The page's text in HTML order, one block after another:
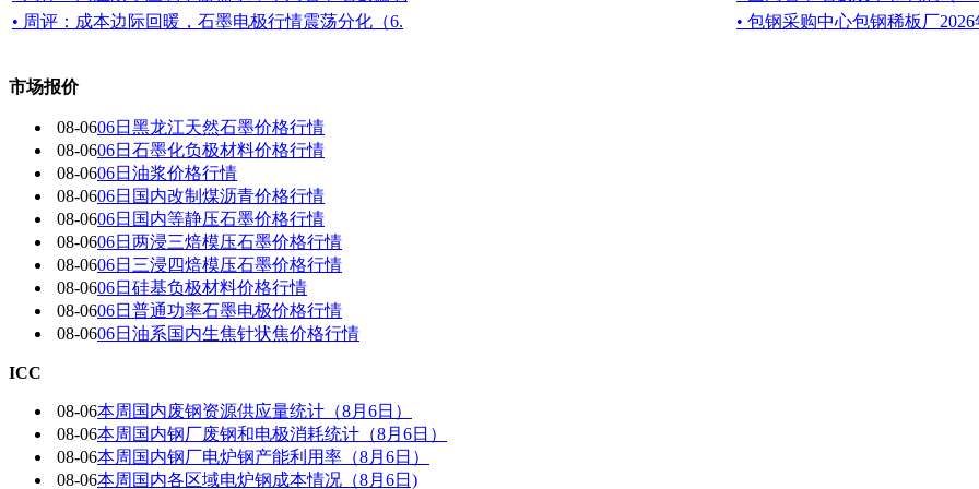
• 周评：成本边际回暖，石墨电极行情震荡分化（6.
• 包钢采购中心包钢稀板厂
市场报价
08-0606日黑龙江天然石墨价格行情
08-0606日石墨化负极材料价格行情
08-0606日油浆价格行情
08-0606日国内改制煤沥青价格行情
08-0606日国内 等静压石墨价格行情
08-0606日两浸三焙模压石墨价格行情
08-0606日三浸四焙模压石墨价格行情
08-0606日硅基负极材料价格行情
08-0606日普通功率石墨电极价格行情
08-0606日油系国内生焦针状焦价格行情
ICC
08-06本周国内废钢资源供应量统计（8月6日）
08-06本周国内钢厂废钢和电极消耗统计（8月6日）
08-06本周国内钢厂电炉钢产能利用率（8月6日）
08-06本周国内各区域电炉钢成本情况（8月6日)